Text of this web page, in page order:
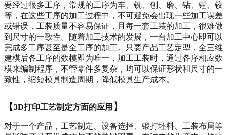
要经过很多工序，常规的工序为车、铣、刨、磨、钻、镗、铰
等，在这些工序的加工过程中，不可避免会出现一些加工误差
或错误，工装质量不容易保证，且每一套工装的加工，很难做
到尺寸的一致性。随着加工技术的发展，一台加工中心即可以
完成多工序甚至是全工序的加工。只要产品工艺定型，全三维
建模后各工序的数模即为唯一，加工工装时，通过各序相应数
模来编制程序，不管零件多复杂，均可以保证形状和尺寸的一
致性，缩短模具制造周期，降低模具生产成本。
【3D打印工艺制定方面的应用 】
对于一个产品，工艺制定、设备选择、锻打坯料、工装布局等